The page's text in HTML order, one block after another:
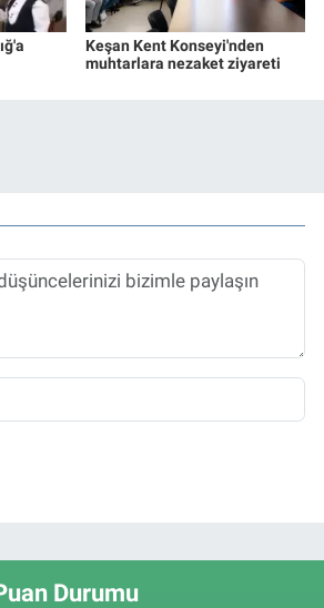
Keşan Kent Konseyi'nden
muhtarlara nezaket ziyareti
Durumu